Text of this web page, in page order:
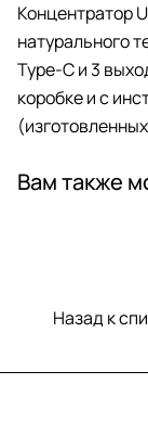
Концентратор
натурального
Type-C и 3
коробке и с
Вам также
Назад к